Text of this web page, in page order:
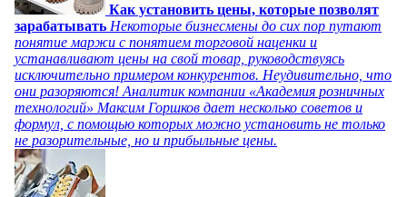
Как установить цены, которые позволят
зарабатывать Некоторые бизнесмены до сих пор путают
понятие маржи с понятием торговой наценки и
устанавливают цены на свой товар, руководствуясь
исключительно примером конкурентов. Неудивительно, что
они разоряются! Аналитик компании «Академия розничных
технологий» Максим Горшков дает несколько советов и
формул, с помощью которых можно установить не только
не разорительные, но и прибыльные цены.